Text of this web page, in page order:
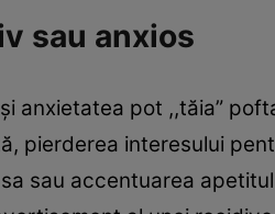
sau anxios
anxietatea pot ,,tăia”
pierderea interesului
sau accentuarea